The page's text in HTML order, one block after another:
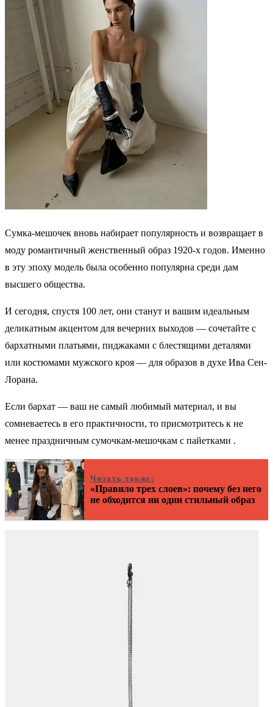
Сумка-мешочек вновь набирает популярность и возвращает в
моду романтичный женственный образ 1920-х годов. Именно
в эту эпоху модель была особенно популярна среди дам
высшего общества.
И сегодня, спустя 100 лет, они станут и вашим идеальным
деликатным акцентом для вечерних выходов — сочетайте с
бархатными платьями, пиджаками с блестящими деталями
или костюмами мужского кроя — для образов в духе Ива Сен-
Лорана.
Если бархат — ваш не самый любимый материал, и вы
сомневаетесь в его практичности, то присмотритесь к не
менее праздничным сумочкам-мешочкам с пайетками .
Читать также:
«Правило трех слоев»: почему без него
не обходится ни один стильный образ